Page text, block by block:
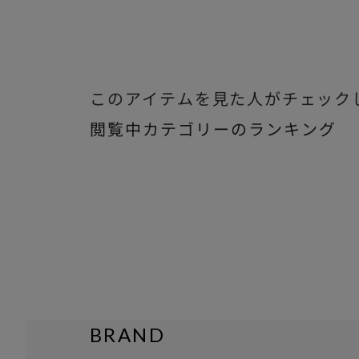
このアイテムを見た人がチェック
閲覧中カテゴリーのランキング
BRAND